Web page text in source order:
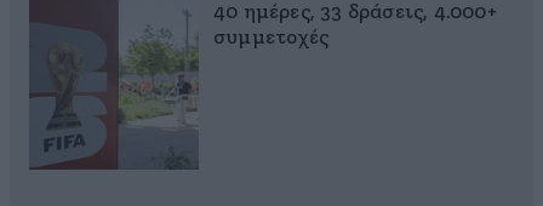
40 ημέρες, 33 δράσεις, 4.000+
συμμετοχές